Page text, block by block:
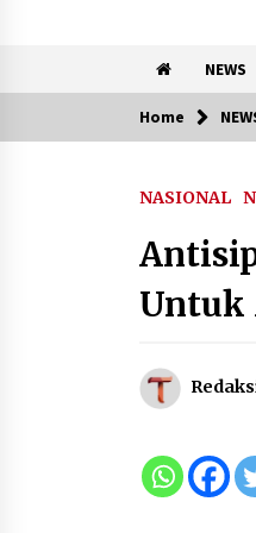
NEWS
Home
NASIONAL
Untuk